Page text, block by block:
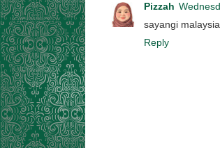
Pizzah
sayangi
Reply